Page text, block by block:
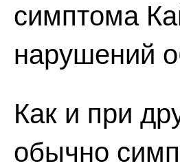
симптома
нарушений
Как и при
обычно